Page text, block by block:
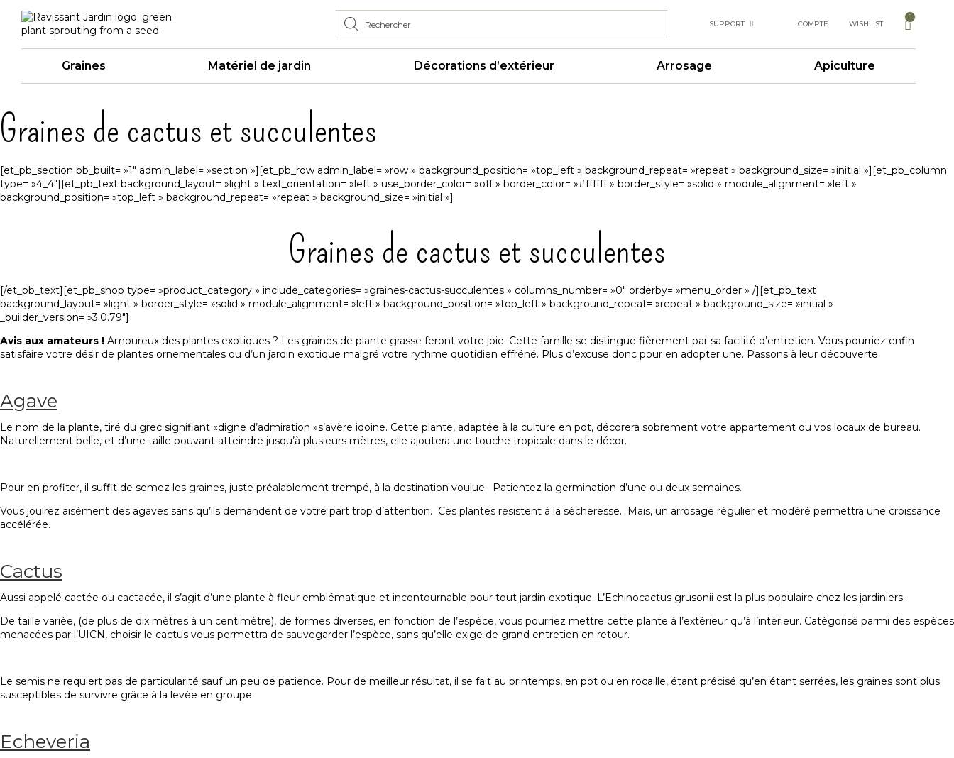
SUPPORT COMPTE WISHLIST
0
Graines Matériel de jardin Décorations d’extérieur Arrosage Apiculture
Graines de cactus et succulentes
[et_pb_section bb_built= »1″ admin_label= »section »][et_pb_row admin_label= »row » background_position= »top_left » background_repeat= »repeat » background_size= »initial »][et_pb_column
type= »4_4″][et_pb_text background_layout= »light » text_orientation= »left » use_border_color= »off » border_color= »#ffffff » border_style= »solid » module_alignment= »left »
background_position= »top_left » background_repeat= »repeat » background_size= »initial »]
Graines de cactus et succulentes
[/et_pb_text][et_pb_shop type= »product_category » include_categories= »graines-cactus-succulentes » columns_number= »0″ orderby= »menu_order » /][et_pb_text
background_layout= »light » border_style= »solid » module_alignment= »left » background_position= »top_left » background_repeat= »repeat » background_size= »initial »
_builder_version= »3.0.79″]
Avis aux amateurs ! Amoureux des plantes exotiques ? Les graines de plante grasse feront votre joie. Cette famille se distingue fièrement par sa facilité d’entretien. Vous pourriez enfin
satisfaire votre désir de plantes ornementales ou d’un jardin exotique malgré votre rythme quotidien effréné. Plus d’excuse donc pour en adopter une. Passons à leur découverte.
Agave
Le nom de la plante, tiré du grec signifiant «digne d’admiration »s’avère idoine. Cette plante, adaptée à la culture en pot, décorera sobrement votre appartement ou vos locaux de bureau.
Naturellement belle, et d’une taille pouvant atteindre jusqu’à plusieurs mètres, elle ajoutera une touche tropicale dans le décor.
Pour en profiter, il suffit de semez les graines, juste préalablement trempé, à la destination voulue. Patientez la germination d’une ou deux semaines.
Vous jouirez aisément des agaves sans qu’ils demandent de votre part trop d’attention. Ces plantes résistent à la sécheresse. Mais, un arrosage régulier et modéré permettra une croissance
accélérée.
Cactus
Aussi appelé cactée ou cactacée, il s’agit d’une plante à fleur emblématique et incontournable pour tout jardin exotique. L’Echinocactus grusonii est la plus populaire chez les jardiniers.
De taille variée, (de plus de dix mètres à un centimètre), de formes diverses, en fonction de l’espèce, vous pourriez mettre cette plante à l’extérieur qu’à l’intérieur. Catégorisé parmi des espèces
menacées par l’UICN, choisir le cactus vous permettra de sauvegarder l’espèce, sans qu’elle exige de grand entretien en retour.
Le semis ne requiert pas de particularité sauf un peu de patience. Pour de meilleur résultat, il se fait au printemps, en pot ou en rocaille, étant précisé qu’en étant serrées, les graines sont plus
susceptibles de survivre grâce à la levée en groupe.
Echeveria